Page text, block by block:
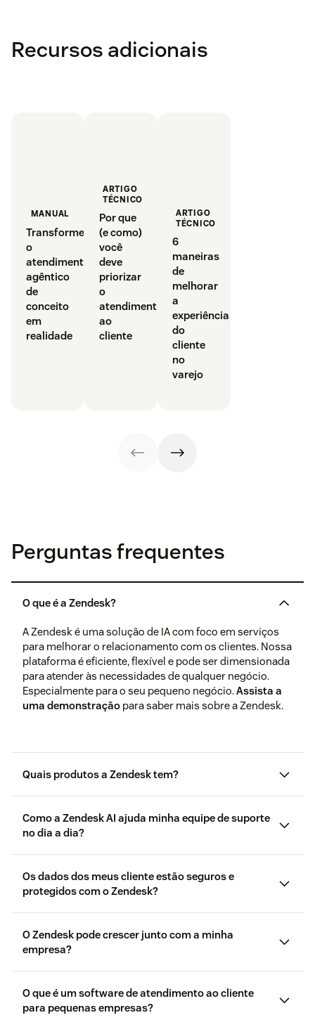
Recursos adicionais
MANUAL
Transforme
o
atendimento
agêntico
de
conceito
em
realidade
ARTIGO
TÉCNICO
Por que
(e como)
você
deve
priorizar
o
atendimento
ao
cliente
ARTIGO
TÉCNICO
6
maneiras
de
melhorar
a
experiência
do
cliente
no
varejo
Perguntas frequentes
O que é a Zendesk?
A Zendesk é uma solução de IA com foco em serviços
para melhorar o relacionamento com os clientes. Nossa
plataforma é eficiente, flexível e pode ser dimensionada
para atender às necessidades de qualquer negócio.
Especialmente para o seu pequeno negócio.Assista a
uma demonstração para saber mais sobre a Zendesk.
Quais produtos a Zendesk tem?
Como a Zendesk AI ajuda minha equipe de suporte
no dia a dia?
artigo útil
Os dados dos meus cliente estão seguros e
protegidos com o Zendesk?
O Zendesk pode crescer junto com a minha
empresa?
O que é um software de atendimento ao cliente
para pequenas empresas?